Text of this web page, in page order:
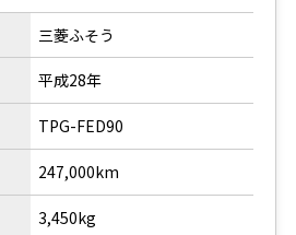
三菱ふそう
平成28年
TPG-FED90
247,000km
3,450kg